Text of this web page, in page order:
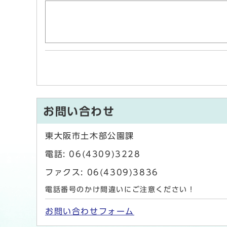
お問い合わせ
東大阪市土木部公園課
電話: 06(4309)3228
ファクス: 06(4309)3836
電話番号のかけ間違いにご注意ください！
お問い合わせフォーム